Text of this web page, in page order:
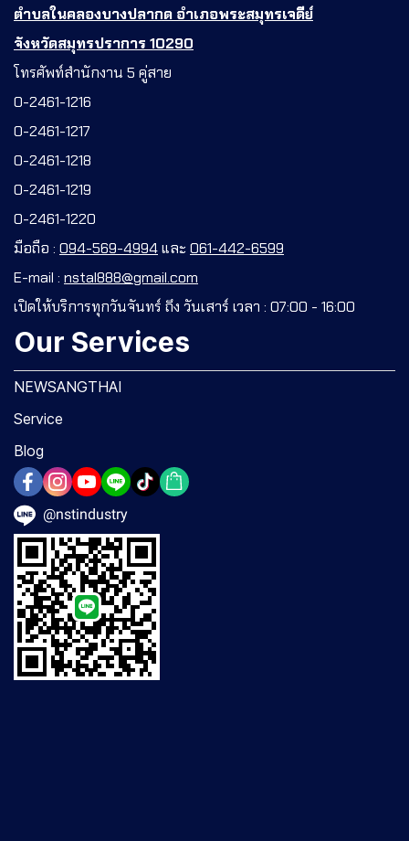
ตำบลในคลองบางปลากด อำเภอพระสมุทรเจดีย์
จังหวัดสมุทรปราการ 10290
โทรศัพท์สำนักงาน 5 คู่สาย
0-2461-1216
0-2461-1217
0-2461-1218
0-2461-1219
0-2461-1220
มือถือ : 094-569-4994และ061-442-6599
E-mail : nstal888@gmail.com
เปิดให้บริการทุกวันจันทร์ ถึง วันเสาร์ เวลา : 07:00 - 16:00
Our Services
NEWSANGTHAI
Service
Blog
@nstindustry